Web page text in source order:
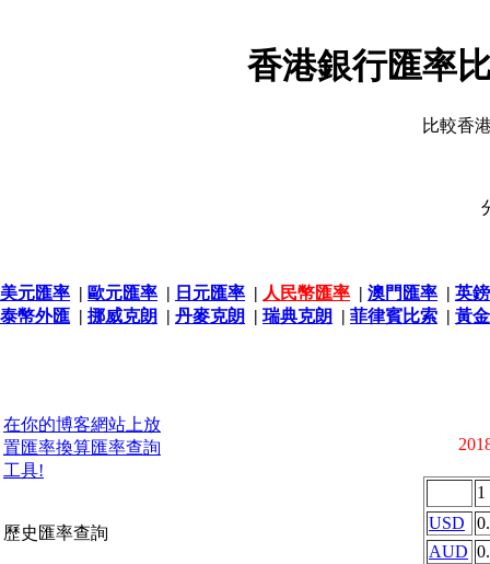
香港銀行匯率
比較香
美元匯率 | 歐元匯率 | 日元匯率 | 人民幣匯率 | 澳門匯率 | 英
泰幣外匯 | 挪威克朗 | 丹麥克朗 | 瑞典克朗 | 菲律賓比索 | 黃
在你的博客網站上放
置匯率換算匯率查詢
工具!
歷史匯率查詢
1
USD
AUD